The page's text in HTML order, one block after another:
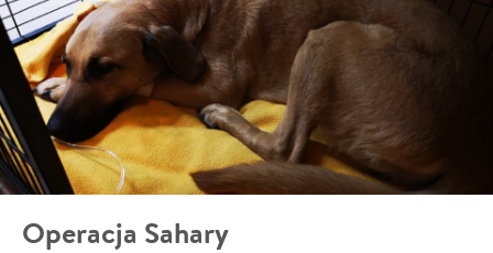
Operacja Sahary